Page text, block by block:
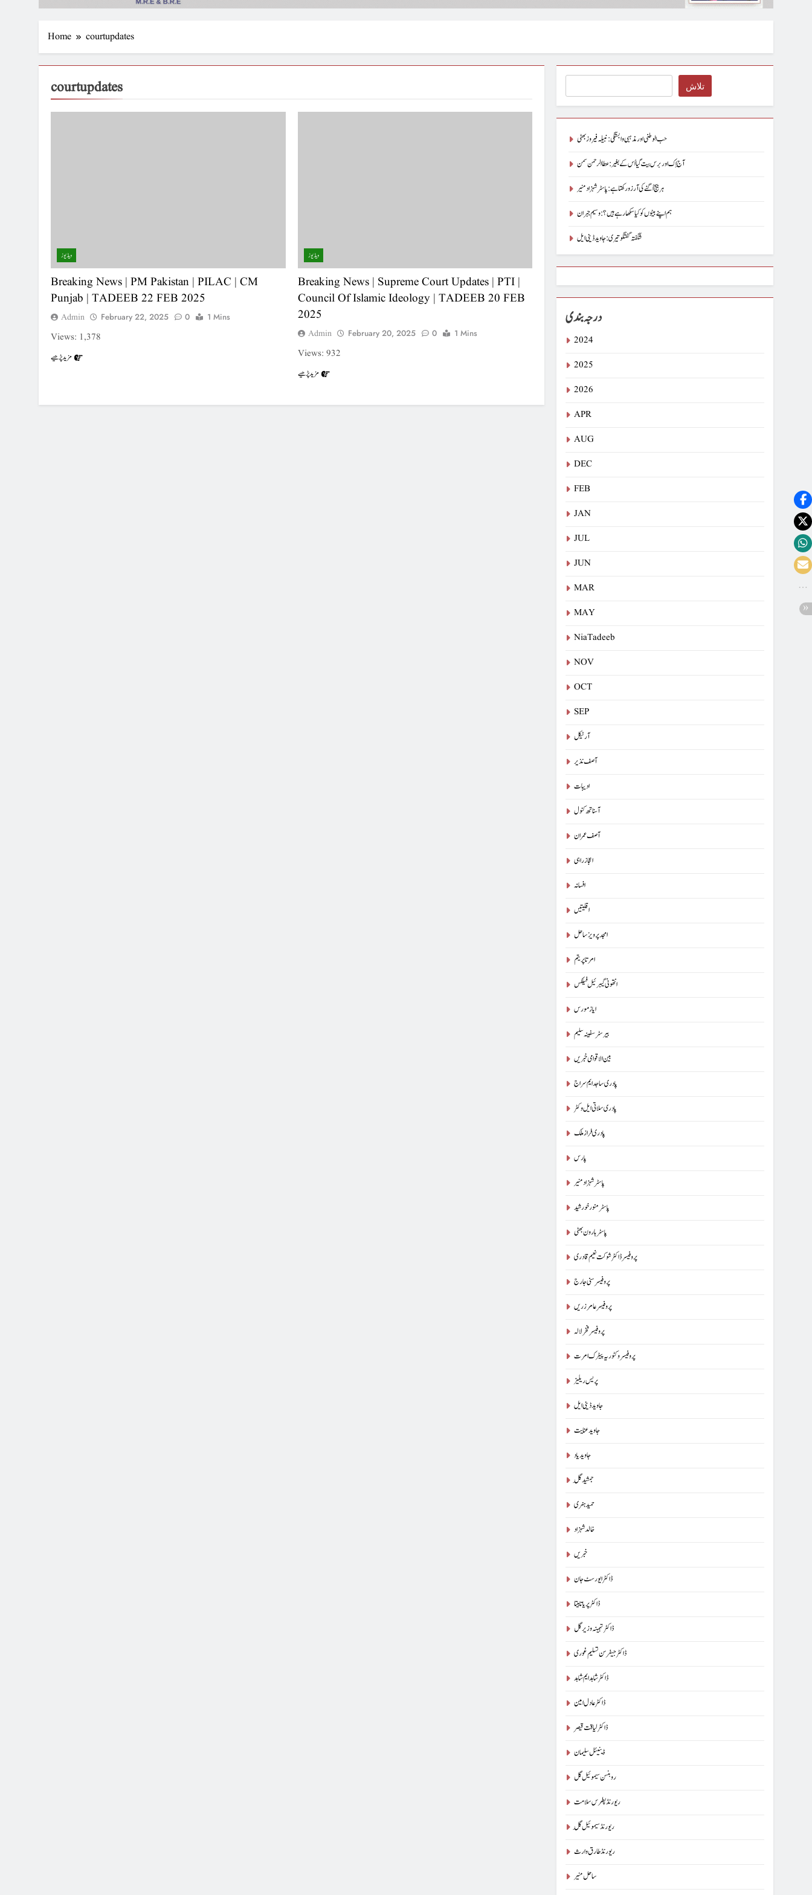
Home courtupdates
courtupdates
ویڈیوز
Breaking News | PM Pakistan | PILAC | CM
Punjab | TADEEB 22 FEB 2025
Admin February 22, 2025 0 1 Mins
Views: 1,378
مزید پڑھیے
ویڈیوز
Breaking News | Supreme Court Updates | PTI |
Council Of Islamic Ideology | TADEEB 20 FEB
2025
Admin February 20, 2025 0 1 Mins
Views: 932
مزید پڑھیے
تلاش
حب الوطنی اور مذہبی وابستگی : نبیلہ فیروز بھٹی
آج اِک اور برس بیت گیا اُس کے بغیر : عطاالرحمن سمن
ہر بیج اُگنے کی آرزو رکھتا ہے : پاسٹر شہزاد منیر
ہم اپنے بیٹوں کو کیا سکھا رہے ہیں؟ : وسیم جبران
شگفتہ گفتگو تیری : جاوید ڈینی ایل
درجہ بندی
2024
2025
2026
APR
AUG
DEC
FEB
JAN
JUL
JUN
MAR
MAY
NiaTadeeb
NOV
OCT
SEP
آرٹیکل
آصف نذیر
ادیبات
آسناتھ کنول
آصف عمران
اعجاز راہی
افسانہ
اقلیتیں
امجد پرویز ساحل
امرتا پریتم
انتھونی گیبرئیل فیلکس
ایاز مورس
بیرسٹرسفینہ سلیم
بین الاقوامی خبریں
پادری ساجد ایم سراج
پادری سلاتی ایل وکٹر
پادری فراز ملک
پارس
پاسٹر شہزاد منیر
پاسٹر منور خورشید
پاسٹر ہارون بھٹی
پروفیسر ڈاکٹر شوکت نعیم قادری
پروفیسر سنی جارج
پروفیسر عامر زریں
پروفیسر فخر لالہ
پروفیسر وکٹوریہ پیٹرک امرت
پریس ریلیز
جاوید ڈینی ایل
جاوید عنایت
جاوید یاد
جمشید گِل
حمید ہنری
خالد شہزاد
خبریں
ڈاکٹر ایورسٹ جان
ڈاکٹر پریا تابیتا
ڈاکٹر تہمینہ وزیر گل
ڈاکٹر جیفرسن تسلیم غوری
ڈاکٹر شاہد ایم شاہد
ڈاکٹر عادل امین
ڈاکٹر لیاقت قیصر
ڈینیئل سلیمان
روبنسن سیموئیل گل
ریورنڈ پطرس سلامت
ریورنڈ سیموئیل گِل
ریورنڈ طارق وارث
ساحل منیر